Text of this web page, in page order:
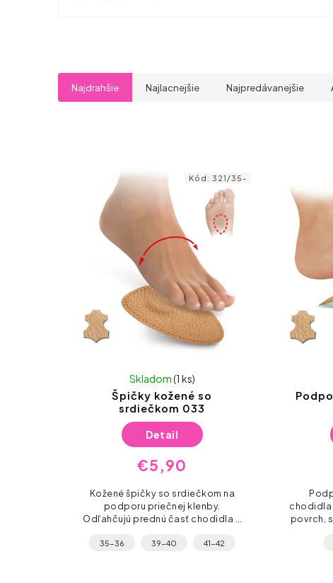
Najdrahšie Najlacnejšie Najpredávanejšie
Špičky kožené so
srdiečkom 033
Skladom(1 ks)
€5,90
Detail
Kožené špičky so srdiečkom na
podporu priečnej klenby.
Odľahčujú prednú časť chodidla a
Vhodné aj do elegantnej obuvi.
35-36 39-40 41-42
Kód:321/35-
chodidla
povrch,